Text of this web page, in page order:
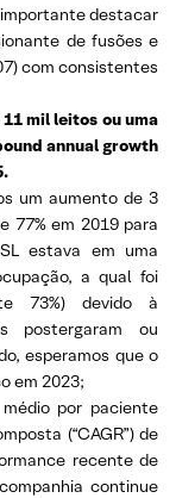
destacar
de fusões e
com consistentes
mil leitos ou uma
annual growth
um aumento de 3
77% em 2019 para
estava em uma
a qual foi
73%) devido à
postergaram ou
esperamos que o
em 2023;
por paciente
(“CAGR”) de
recente de
continue